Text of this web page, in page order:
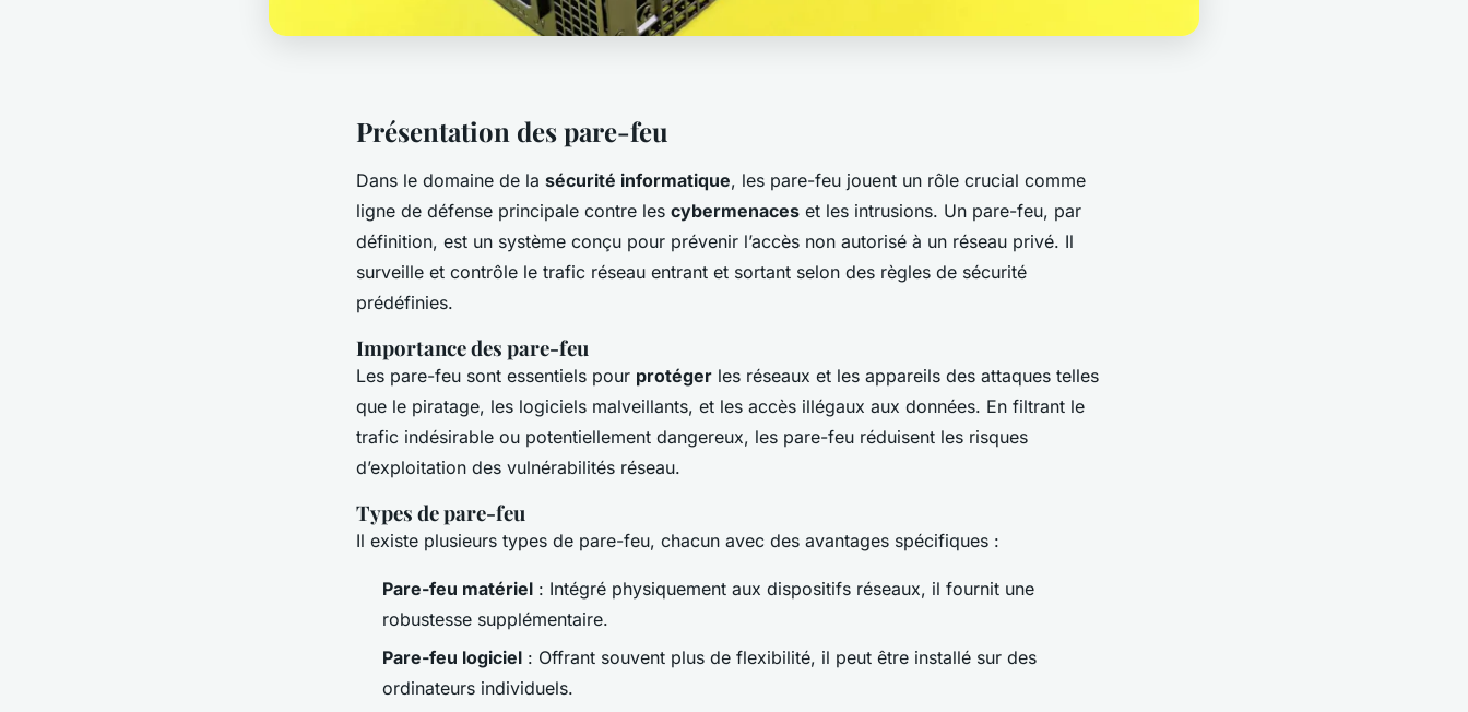
Présentation des pare-feu
Dans le domaine de la sécurité informatique, les pare-feu jouent un rôle crucial comme
ligne de défense principale contre les cybermenaces et les intrusions. Un pare-feu, par
définition, est un système conçu pour prévenir l’accès non autorisé à un réseau privé. Il
surveille et contrôle le trafic réseau entrant et sortant selon des règles de sécurité
prédéfinies.
Importance des pare-feu
Les pare-feu sont essentiels pour protéger les réseaux et les appareils des attaques telles
que le piratage, les logiciels malveillants, et les accès illégaux aux données. En filtrant le
trafic indésirable ou potentiellement dangereux, les pare-feu réduisent les risques
d’exploitation des vulnérabilités réseau.
Types de pare-feu
Il existe plusieurs types de pare-feu, chacun avec des avantages spécifiques :
Pare-feu matériel : Intégré physiquement aux dispositifs réseaux, il fournit une
robustesse supplémentaire.
Pare-feu logiciel : Offrant souvent plus de flexibilité, il peut être installé sur des
ordinateurs individuels.